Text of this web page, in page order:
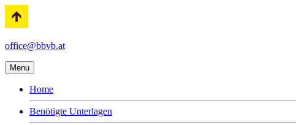
office@bbvb.at
Menu
Home
Benötigte Unterlagen